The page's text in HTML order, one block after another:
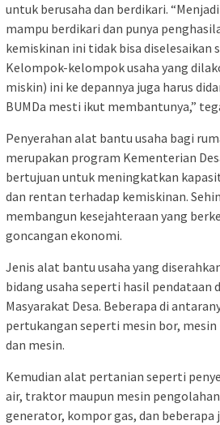
untuk berusaha dan berdikari.
mampu berdikari dan punya
kemiskinan ini tidak bisa diselesaikan
Kelompok-kelompok usaha yang
miskin) ini ke depannya juga harus
BUMDa mesti ikut membantunya,”
Penyerahan alat bantu usaha bagi
merupakan program Kementerian
bertujuan untuk meningkatkan
dan rentan terhadap kemiskinan.
membangun kesejahteraan yang
goncangan ekonomi.
Jenis alat bantu usaha yang
bidang usaha seperti hasil pendataan
Masyarakat Desa. Beberapa di
pertukangan seperti mesin bor,
dan mesin.
Kemudian alat pertanian seperti
air, traktor maupun mesin pengolahan
generator, kompor gas, dan beberapa